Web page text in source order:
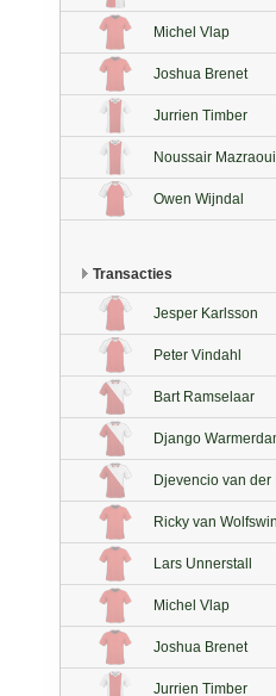
Michel Vlap
Joshua Brenet
Jurrien Timber
Noussair Mazraoui
Owen Wijndal
Transacties
Jesper Karlsson
Peter Vindahl
Bart Ramselaar
Django
Djevencio van der
Ricky van
Lars Unnerstall
Michel Vlap
Joshua Brenet
Jurrien Timber